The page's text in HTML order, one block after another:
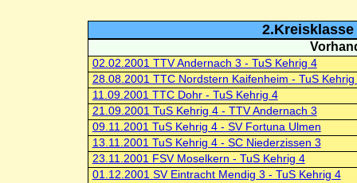
2.Kreisklasse
02.02.2001 TTV Andernach 3 - TuS Kehrig 4
28.08.2001 TTC Nordstern Kaifenheim - TuS Kehrig
11.09.2001 TTC Dohr - TuS Kehrig 4
21.09.2001 TuS Kehrig 4 - TTV Andernach 3
09.11.2001 TuS Kehrig 4 - SV Fortuna Ulmen
13.11.2001 TuS Kehrig 4 - SC Niederzissen 3
23.11.2001 FSV Moselkern - TuS Kehrig 4
01.12.2001 SV Eintracht Mendig 3 - TuS Kehrig 4